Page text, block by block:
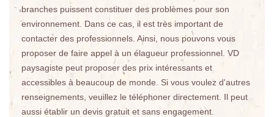
branches puissent constituer des problèmes pour son
environnement. Dans ce cas, il est très important de
contacter des professionnels. Ainsi, nous pouvons vous
proposer de faire appel à un élagueur professionnel. VD
paysagiste peut proposer des prix intéressants et
accessibles à beaucoup de monde. Si vous voulez d'autres
renseignements, veuillez le téléphoner directement. Il peut
aussi établir un devis gratuit et sans engagement.